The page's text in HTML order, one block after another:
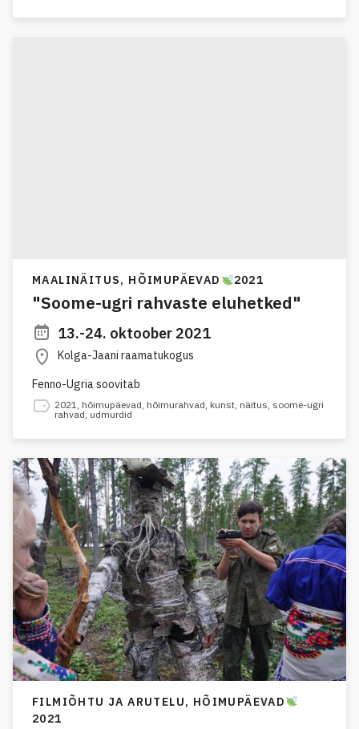
MAALINÄITUS, HÕIMUPÄEVAD 2021
"Soome-ugri rahvaste eluhetked"
13.-24. oktoober 2021
Kolga-Jaani raamatukogus
Fenno-Ugria soovitab
2021, hõimupäevad, hõimurahvad, kunst, näitus, soome-ugri
rahvad, udmurdid
FILMIÕHTU JA ARUTELU, HÕIMUPÄEVAD
2021